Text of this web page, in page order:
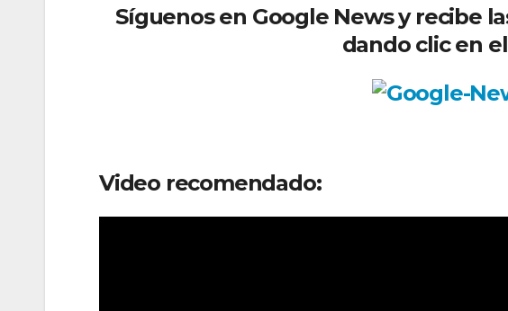
Síguenos en Google News y recibe
dando clic en
Video recomendado: